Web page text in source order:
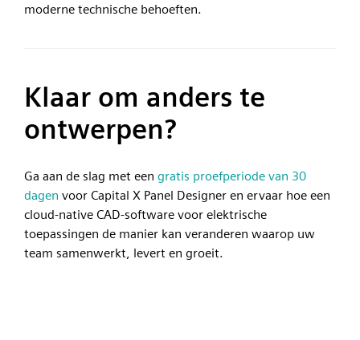
moderne technische behoeften.
Klaar om anders te
ontwerpen?
Ga aan de slag met een gratis proefperiode van 30
dagen voor Capital X Panel Designer en ervaar hoe een
cloud-native CAD-software voor elektrische
toepassingen de manier kan veranderen waarop uw
team samenwerkt, levert en groeit.